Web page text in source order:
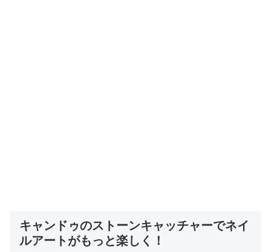
キャンドゥのストーンキャッチャーでネイ
ルアートがもっと楽しく！